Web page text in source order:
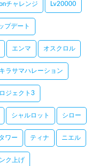
チャレンジ Lv20000
プデート
エンマ オスクロル
キラサマハレーション
ジェクト3
シャルロット シロー
ワー ティナ ニエル
ク上げ